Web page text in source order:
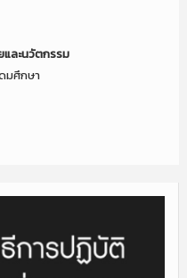
ละนวัตกรรม
มศึกษา